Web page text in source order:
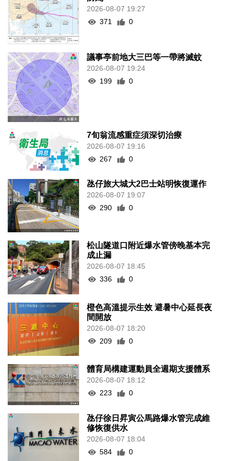
2026-08-07 19:27
371
0
議事亭前地大三巴等一帶將滅蚊
2026-08-07 19:24
199
0
7旬翁流感重症須深切治療
2026-08-07 19:16
267
0
氹仔旅大城大2巴士站明恢復運作
2026-08-07 19:07
290
0
松山隧道口附近爆水管傍晚基本完
成止漏
2026-08-07 18:45
336
0
橙色高溫提示生效 避暑中心延長夜
間開放
2026-08-07 18:20
209
0
體育局構建運動員全週期支援體系
2026-08-07 18:12
223
0
氹仔徐日昇寅公馬路爆水管完成維
修恢復供水
2026-08-07 18:04
584
0